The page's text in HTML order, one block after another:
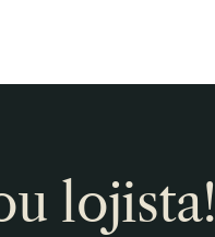
lojista!